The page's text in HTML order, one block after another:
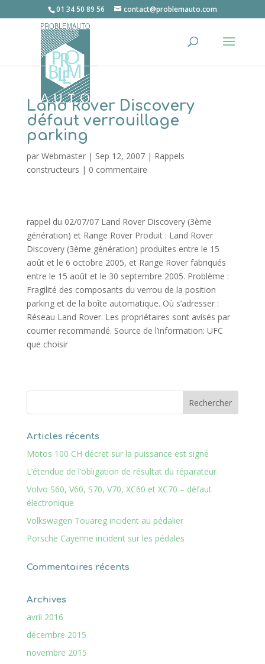
01 34 50 89 56 contact@problemauto.com
Land Rover Discovery
défaut verrouillage
parking
par Webmaster| Sep 12, 2007| Rappels
constructeurs | 0 commentaire
rappel du 02/07/07 Land Rover Discovery (3ème
génération) et Range Rover Produit : Land Rover
Discovery (3ème génération) produites entre le 15
août et le 6 octobre 2005, et Range Rover fabriqués
entre le 15 août et le 30 septembre 2005. Problème :
Fragilité des composants du verrou de la position
parking et de la boîte automatique. Où s’adresser :
Réseau Land Rover. Les propriétaires sont avisés par
courrier recommandé. Source de l’information: UFC
que choisir
Articles récents
Motos 100 CH décret sur la puissance est signé
L’étendue de l’obligation de résultat du réparateur
Volvo S60, V60, S70, V70, XC60 et XC70 – défaut
électronique
Volkswagen Touareg incident au pédalier
Porsche Cayenne incident sur les pédales
Commentaires récents
Archives
avril 2016
décembre 2015
novembre 2015